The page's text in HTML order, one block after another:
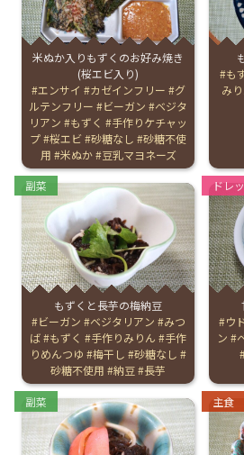
米ぬか入りもずくのお好み焼き
(桜エビ入り)
Tags:
エンサイ カゼインフリー
グ
ルテンフリー
ビーガン
ベジタ
リアン
もずく
手作りケチャッ
プ 桜エビ 砂糖なし
砂糖不使
用
米ぬか 豆乳マヨネーズ
Tags:
も
み
Categories:
副菜
もずくと長芋の梅納豆
Tags:
ビーガン ベジタリアン
みつ
ば
もずく 手作りみりん
手作
りめんつゆ
梅干し
砂糖なし
砂糖不使用
納豆 長芋
ドレ
Tags:
ウ
ン
Categories:
副菜 主食
その他の診療
‘さんルーム’ でさまざま
遠方にお住まいで当院での出
医師プロフィ
English Page